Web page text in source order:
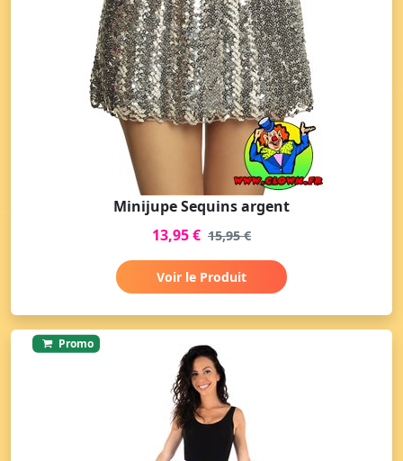
Minijupe Sequins argent
13,95 € 15,95 €
Voir le Produit
Promo